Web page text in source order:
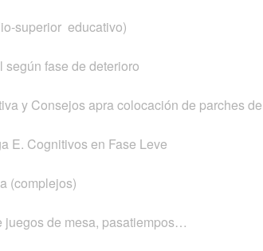
superior educativo)
según fase de deterioro
y Consejos apra colocación de parches
E. Cognitivos en Fase Leve
(complejos)
juegos de mesa, pasatiempos…